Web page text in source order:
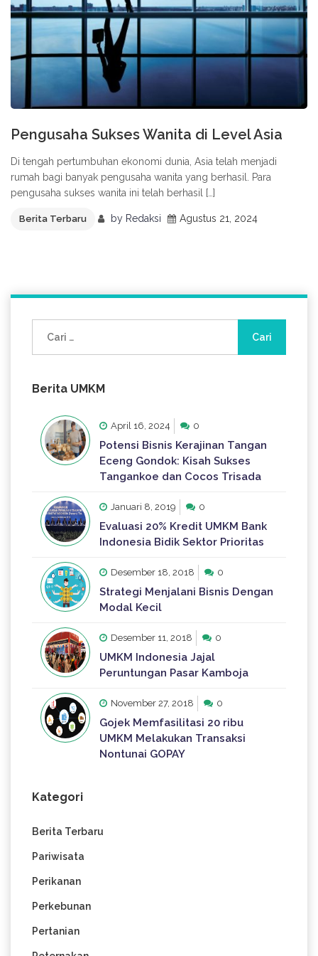
Pengusaha Sukses Wanita di Level Asia
Di tengah pertumbuhan ekonomi dunia, Asia telah menjadi
rumah bagi banyak pengusaha wanita yang berhasil. Para
pengusaha sukses wanita ini telah berhasil […]
Berita Terbaru by Redaksi Agustus 21, 2024
untuk:
Berita UMKM
April 16, 2024 0
Potensi Bisnis Kerajinan Tangan
Eceng Gondok: Kisah Sukses
Tangankoe dan Cocos Trisada
Januari 8, 2019 0
Evaluasi 20% Kredit UMKM Bank
Indonesia Bidik Sektor Prioritas
Desember 18, 2018 0
Strategi Menjalani Bisnis Dengan
Modal Kecil
Desember 11, 2018 0
UMKM Indonesia Jajal
Peruntungan Pasar Kamboja
November 27, 2018 0
Gojek Memfasilitasi 20 ribu
UMKM Melakukan Transaksi
Nontunai GOPAY
Kategori
Berita Terbaru
Pariwisata
Perikanan
Perkebunan
Pertanian